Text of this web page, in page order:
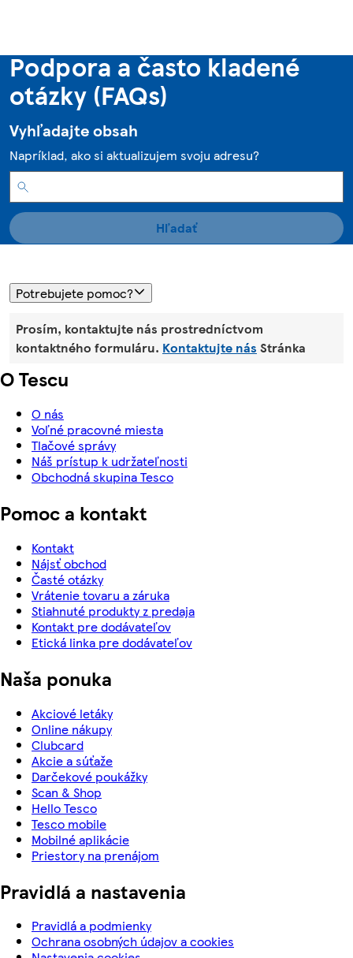
Podpora a často kladené
otázky (FAQs)
Vyhľadajte obsah
Napríklad, ako si aktualizujem svoju adresu?
Hľadať
Potrebujete pomoc?
Prosím, kontaktujte nás prostredníctvom
kontaktného formuláru. Kontaktujte nás Stránka
O Tescu
O nás
Voľné pracovné miesta
Tlačové správy
Náš prístup k udržateľnosti
Obchodná skupina Tesco
Pomoc a kontakt
Kontakt
Nájsť obchod
Časté otázky
Vrátenie tovaru a záruka
Stiahnuté produkty z predaja
Kontakt pre dodávateľov
Etická linka pre dodávateľov
Naša ponuka
Akciové letáky
Online nákupy
Clubcard
Akcie a súťaže
Darčekové poukážky
Scan & Shop
Hello Tesco
Tesco mobile
Mobilné aplikácie
Priestory na prenájom
Pravidlá a nastavenia
Pravidlá a podmienky
Ochrana osobných údajov a cookies